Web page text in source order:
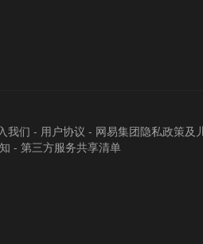
我们 - 用户协议 - 网易集团隐私政策及
- 第三方服务共享清单